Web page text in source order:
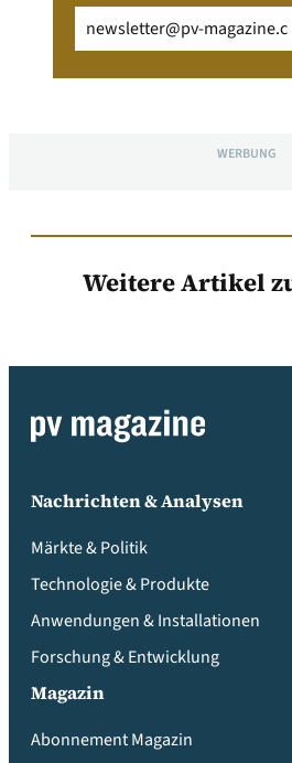
(erforderlich)
WERBUNG
Weitere Artikel
Nachrichten & Analysen
Märkte & Politik
Technologie & Produkte
Anwendungen & Installationen
Forschung & Entwicklung
Magazin
Abonnement Magazin